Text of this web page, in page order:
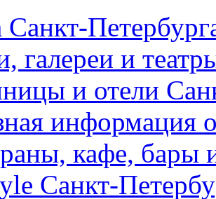
Санкт-
галереи и
и отели
информация
кафе, бары
Санкт-